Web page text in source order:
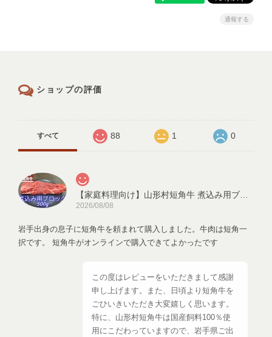
通報する
ショップの評価
すべて 88 1 0
2026/08/08
岩手出身の息子に短角牛を頼まれて購入しました。牛肉は短角一
択です。 短角牛がオンラインで購入できてよかったです
この度はレビューをいただきまして感謝
申し上げます。また、日頃より短角牛を
ごひいきいただき大変嬉しく思います。
特に、山形村短角牛は国産飼料100％使
用にこだわっていますので、岩手県ご出